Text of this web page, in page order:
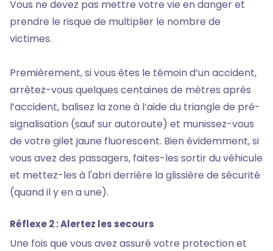
Vous ne devez pas mettre votre vie en danger et
prendre le risque de multiplier le nombre de
victimes.
Premièrement, si vous êtes le témoin d’un accident,
arrêtez-vous quelques centaines de mètres après
l’accident, balisez la zone à l’aide du triangle de pré-
signalisation (sauf sur autoroute) et munissez-vous
de votre gilet jaune fluorescent. Bien évidemment, si
vous avez des passagers, faites-les sortir du véhicule
et mettez-les à l'abri derrière la glissière de sécurité
(quand il y en a une).
Réflexe 2 : Alertez les secours
Une fois que vous avez assuré votre protection et